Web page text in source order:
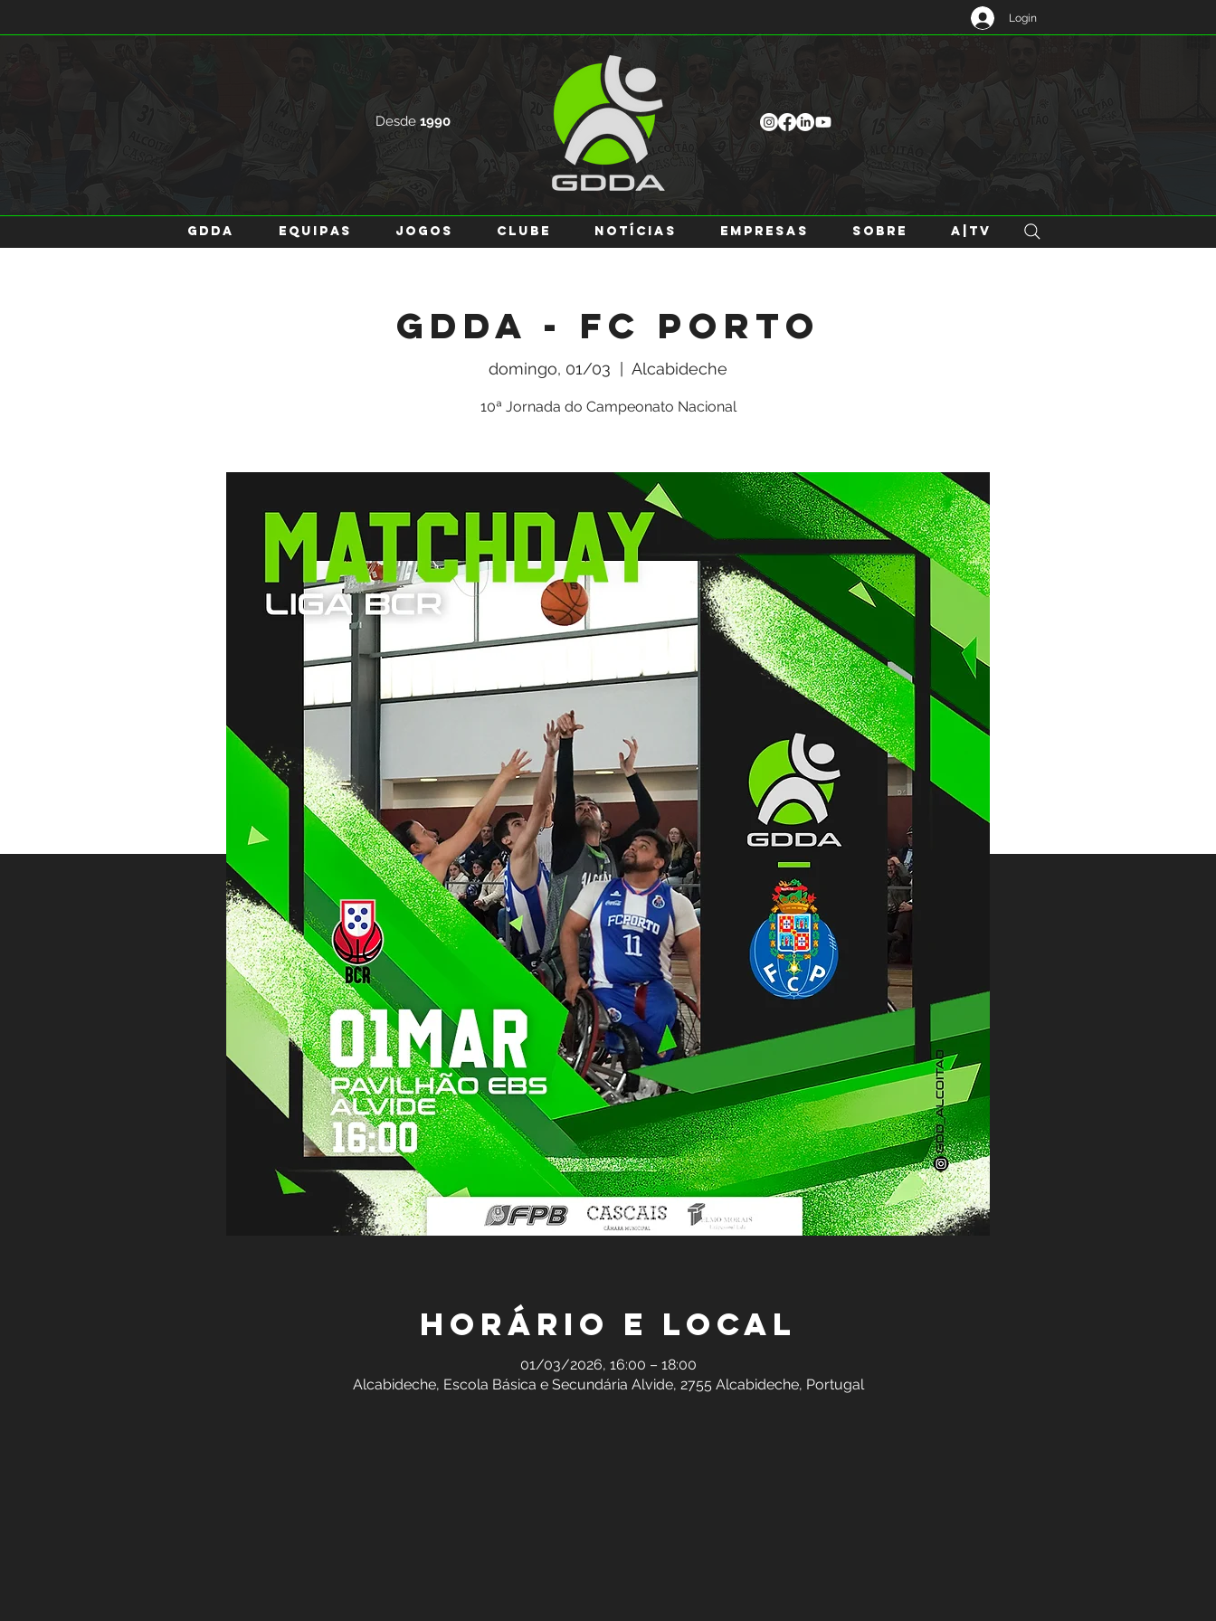
Login
Desde 1990
GDDA EQUIPAS JOGOS CLUBE NOTÍCIAS EMPRESAS SOBRE A|TV
GDDA - FC Porto
domingo, 01/03 Alcabideche
10ª Jornada do Campeonato Nacional
Horário e local
01/03/2026, 16:00 – 18:00
Alcabideche, Escola Básica e Secundária Alvide, 2755 Alcabideche, Portugal